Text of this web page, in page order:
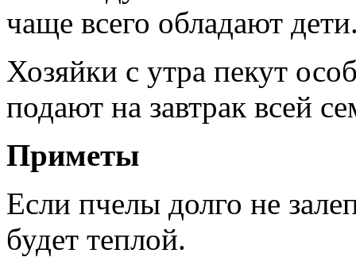
чаще всего обладают
Хозяйки с утра пекут
подают на завтрак всей
Приметы
Если пчелы долго не
будет теплой.